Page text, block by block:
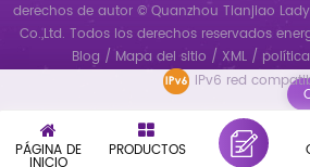
derechos de autor © Quanzhou Tianjiao
Co.,Ltd. Todos los derechos reservados
Blog / Mapa del sitio / XML /
IPv6 red
PÁGINA DE PRODUCTOS